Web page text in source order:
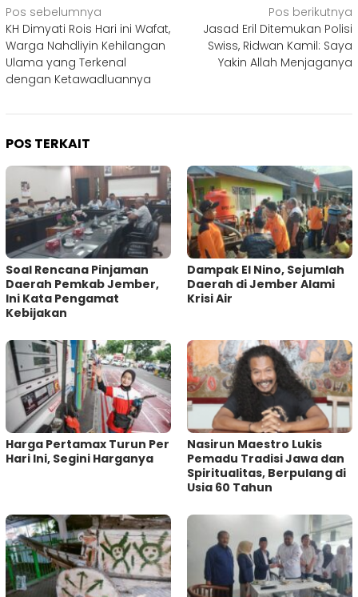
Navigasi
pos
Pos sebelumnya
KH Dimyati Rois Hari ini Wafat,
Warga Nahdliyin Kehilangan
Ulama yang Terkenal
dengan Ketawadluannya
Pos berikutnya
Jasad Eril Ditemukan Polisi
Swiss, Ridwan Kamil: Saya
Yakin Allah Menjaganya
POS TERKAIT
‎Soal Rencana Pinjaman
Daerah Pemkab Jember,
Ini Kata Pengamat
Kebijakan ‎
Dampak El Nino, Sejumlah
Daerah di Jember Alami
Krisi Air
Harga Pertamax Turun Per
Hari Ini, Segini Harganya
‎Nasirun Maestro Lukis
Pemadu Tradisi Jawa dan
Spiritualitas, Berpulang di
Usia 60 Tahun